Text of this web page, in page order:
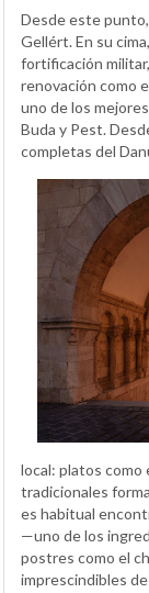
Desde este
Gellért. En su
fortificación
renovación como
uno de los
Buda y Pest.
completas del
local: platos como
tradicionales
es habitual
—uno de los
postres como el
imprescindibles